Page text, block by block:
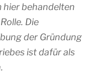
hier behandelten
Die
der Gründung
ist dafür als